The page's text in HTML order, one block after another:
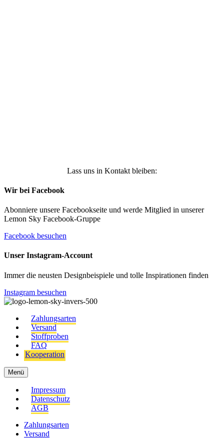
Lass uns in Kontakt bleiben:
Wir bei Facebook
Abonniere unsere Facebookseite und werde Mitglied in unserer
Lemon Sky Facebook-Gruppe
Facebook besuchen
Unser Instagram-Account
Immer die neusten Designbeispiele und tolle Inspirationen finden
Instagram besuchen
Zahlungsarten
Versand
Stoffproben
FAQ
Kooperation
Menü
Impressum
Datenschutz
AGB
Zahlungsarten
Versand